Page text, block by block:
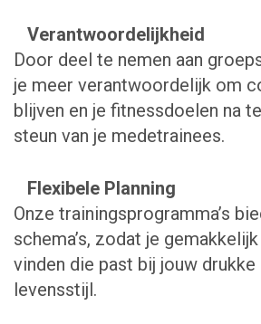
Verantwoordelijkheid
Door deel te nemen aan
je meer verantwoordelijk om
blijven en je fitnessdoelen na
steun van je medetrainees.
Flexibele Planning
Onze trainingsprogramma’s
schema’s, zodat je
vinden die past bij jouw drukke
levensstijl.